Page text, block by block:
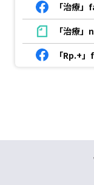
「治療
「治療
「Rp.+